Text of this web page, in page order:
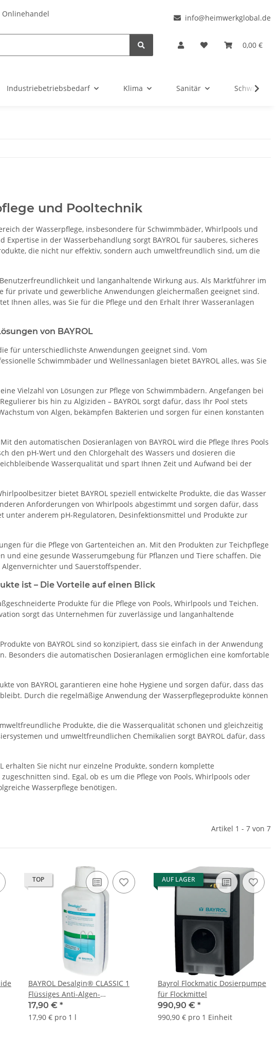
Onlinehandel info@heimwerkglobal.de
0,00 €
Industriebetriebsbedarf Klima Sanitär
und Pooltechnik
der Wasserpflege, insbesondere für Schwimmbäder, Whirlpools und
in der Wasserbehandlung sorgt BAYROL für sauberes, sicheres
die nicht nur effektiv, sondern auch umweltfreundlich sind, um die
und langanhaltende Wirkung aus. Als Marktführer im
für private und gewerbliche Anwendungen gleichermaßen geeignet sind.
Ihnen alles, was Sie für die Pflege und den Erhalt Ihrer Wasseranlagen
von BAYROL
für unterschiedlichste Anwendungen geeignet sind. Vom
Schwimmbäder und Wellnessanlagen bietet BAYROL alles, was Sie
eine Vielzahl von Lösungen zur Pflege von Schwimmbädern. Angefangen bei
bis hin zu Algiziden – BAYROL sorgt dafür, dass Ihr Pool stets
von Algen, bekämpfen Bakterien und sorgen für einen konstanten
Mit den automatischen Dosieranlagen von BAYROL wird die Pflege Ihres Pools
den pH-Wert und den Chlorgehalt des Wassers und dosieren die
Wasserqualität und spart Ihnen Zeit und Aufwand bei der
bietet BAYROL speziell entwickelte Produkte, die das Wasser
Anforderungen von Whirlpools abgestimmt und sorgen dafür, dass
unter anderem pH-Regulatoren, Desinfektionsmittel und Produkte zur
für die Pflege von Gartenteichen an. Mit den Produkten zur Teichpflege
eine gesunde Wasserumgebung für Pflanzen und Tiere schaffen. Die
und Sauerstoffspender.
ist – Die Vorteile auf einen Blick
Produkte für die Pflege von Pools, Whirlpools und Teichen.
sorgt das Unternehmen für zuverlässige und langanhaltende
von BAYROL sind so konzipiert, dass sie einfach in der Anwendung
Besonders die automatischen Dosieranlagen ermöglichen eine komfortable
von BAYROL garantieren eine hohe Hygiene und sorgen dafür, dass das
Durch die regelmäßige Anwendung der Wasserpflegeprodukte können
Produkte, die die Wasserqualität schonen und gleichzeitig
und umweltfreundlichen Chemikalien sorgt BAYROL dafür, dass
erhalten Sie nicht nur einzelne Produkte, sondern komplette
sind. Egal, ob es um die Pflege von Pools, Whirlpools oder
Wasserpflege benötigen.
Artikel 1 - 7 von 7
TOP
BAYROL Desalgin® CLASSIC 1
Flüssiges Anti-Algen-
Konzentrat1 L
17,90 € *
17,90 € pro 1 l
AUF LAGER
Bayrol Flockmatic Dosierpumpe
für Flockmittel
990,90 € *
990,90 € pro 1 Einheit